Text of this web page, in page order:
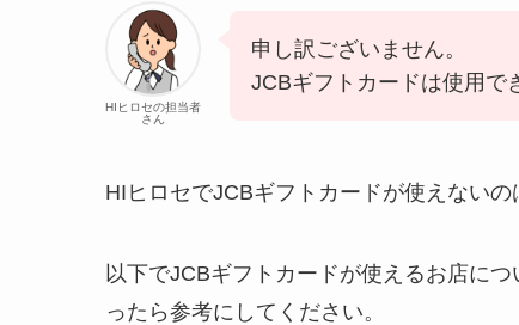
HIヒロセの担当者
さん
申し訳ございません。
JCBギフトカードは使用で
HIヒロセでJCBギフトカードが使えないの
以下でJCBギフトカードが使えるお店に
ったら参考にしてください。